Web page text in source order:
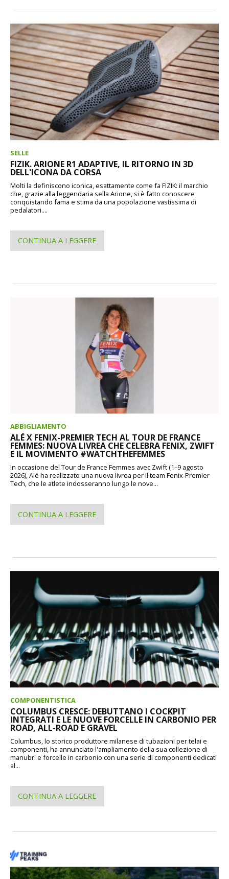
SELLE
FIZIK. ARIONE R1 ADAPTIVE, IL RITORNO IN 3D
DELL'ICONA DA CORSA
Molti la definiscono iconica, esattamente come fa FIZIK: il marchio
che, grazie alla leggendaria sella Arione, si è fatto conoscere
conquistando fama e stima da una popolazione vastissima di
pedalatori....
CONTINUA A LEGGERE
ABBIGLIAMENTO
ALÉ X FENIX-PREMIER TECH AL TOUR DE FRANCE
FEMMES: NUOVA LIVREA CHE CELEBRA FENIX, ZWIFT
E IL MOVIMENTO #WATCHTHEFEMMES
In occasione del Tour de France Femmes avec Zwift (1–9 agosto
2026), Alé ha realizzato una nuova livrea per il team Fenix-Premier
Tech, che le atlete indosseranno lungo le nove...
CONTINUA A LEGGERE
COMPONENTISTICA
COLUMBUS CRESCE: DEBUTTANO I COCKPIT
INTEGRATI E LE NUOVE FORCELLE IN CARBONIO PER
ROAD, ALL-ROAD E GRAVEL
Columbus, lo storico produttore milanese di tubazioni per telai e
componenti, ha annunciato l'ampliamento della sua collezione di
manubri e forcelle in carbonio con una serie di componenti dedicati
al...
CONTINUA A LEGGERE